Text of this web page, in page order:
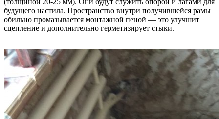
будущего настила. Пространство внутри получившейся рамы
обильно промазывается монтажной пеной — это улучшит
сцепление и дополнительно герметизирует стыки.